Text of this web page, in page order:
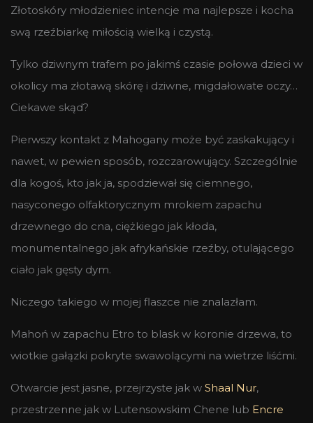
Złotoskóry młodzieniec intencje ma najlepsze i kocha
swą rzeźbiarkę miłością wielką i czystą.
Tylko dziwnym trafem po jakimś czasie połowa dzieci w
okolicy ma złotawą skórę i dziwne, migdałowate oczy…
Ciekawe skąd?
Pierwszy kontakt z Mahogany może być zaskakujący i
nawet, w pewien sposób, rozczarowujący. Szczególnie
dla kogoś, kto jak ja, spodziewał się ciemnego,
nasyconego olfaktorycznym mrokiem zapachu
drzewnego do cna, ciężkiego jak kłoda,
monumentalnego jak afrykańskie rzeźby, otulającego
ciało jak gęsty dym.
Niczego takiego w mojej flaszce nie znalazłam.
Mahoń w zapachu Etro to blask w koronie drzewa, to
wiotkie gałązki pokryte swawolącymi na wietrze liśćmi.
Otwarcie jest jasne, przejrzyste jak w Shaal Nur,
przestrzenne jak w Lutensowskim Chene lub Encre